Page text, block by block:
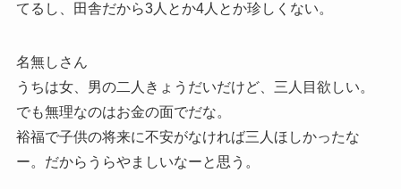
てるし、田舎だから3人とか4人とか珍しくない。
名無しさん
うちは女、男の二人きょうだいだけど、三人目欲しい。
でも無理なのはお金の面でだな。
裕福で子供の将来に不安がなければ三人ほしかったな
ー。だからうらやましいなーと思う。